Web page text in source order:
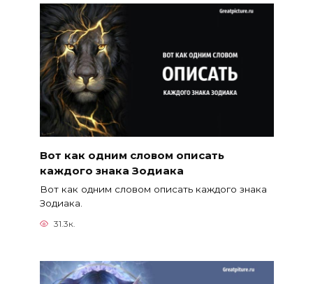
Вот как одним словом описать
каждого знака Зодиака
Вот как одним словом описать каждого знака
Зодиака.
31.3к.